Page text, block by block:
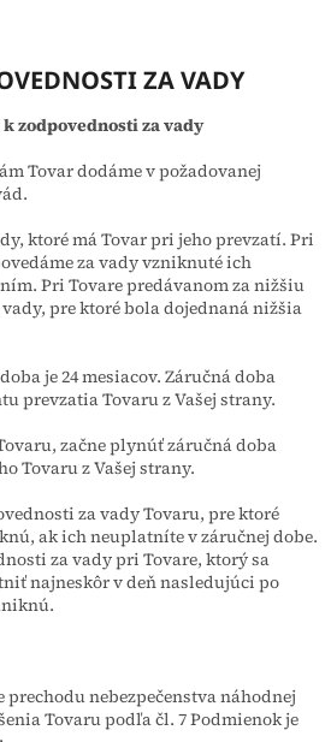
ZA VADY
zodpovednosti za vady
Tovar dodáme v požadovanej
ktoré má Tovar pri jeho prevzatí. Pri
za vady vzniknuté ich
Pri Tovare predávanom za nižšiu
pre ktoré bola dojednaná nižšia
je 24 mesiacov. Záručná doba
prevzatia Tovaru z Vašej strany.
začne plynúť záručná doba
Tovaru z Vašej strany.
za vady Tovaru, pre ktoré
ak ich neuplatníte v záručnej dobe.
za vady pri Tovare, ktorý sa
najneskôr v deň nasledujúci po
prechodu nebezpečenstva náhodnej
Tovaru podľa čl. 7 Podmienok je